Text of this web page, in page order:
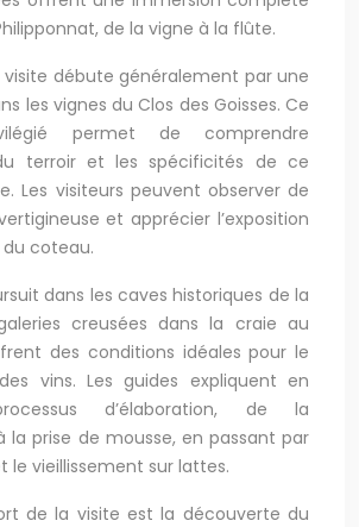
de la vigne à la flûte.
visite débute généralement par une
les vignes du Clos des Goisses. Ce
permet de comprendre
terroir et les spécificités de ce
Les visiteurs peuvent observer de
et apprécier l’exposition
coteau.
dans les caves historiques de la
creusées dans la craie au
des conditions idéales pour le
vins. Les guides expliquent en
d’élaboration, de la
la prise de mousse, en passant par
le vieillissement sur lattes.
de la visite est la découverte du